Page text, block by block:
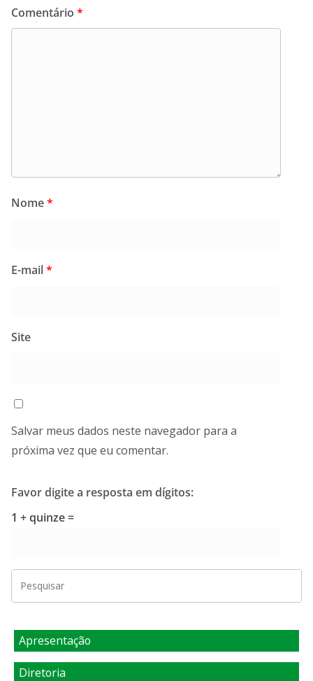
Comentário *
Nome*
E-mail*
Site
Salvar meus dados neste navegador para a
próxima vez que eu comentar.
Favor digite a resposta em dígitos:
1 + quinze =
Apresentação
Diretoria